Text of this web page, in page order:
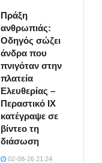
Πράξη
ανθρωπιάς:
Οδηγός σώζει
άνδρα που
πνιγόταν στην
πλατεία
Ελευθερίας –
Περαστικό ΙΧ
κατέγραψε σε
βίντεο τη
διάσωση
02-08-26 21:24